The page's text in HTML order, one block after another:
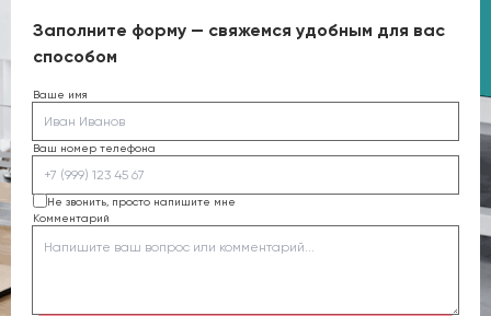
Заполните форму — свяжемся удобным для вас
способом
Ваше имя
Ваш номер телефона
Не звонить, просто напишите мне
Комментарий